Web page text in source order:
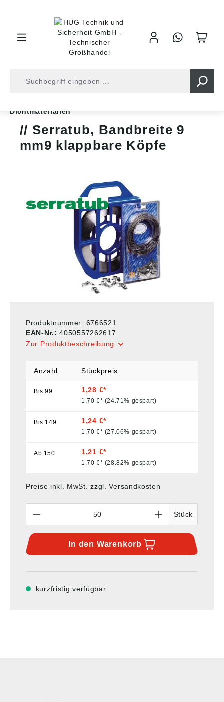
Dichtmaterialien
Serratub, Bandbreite 9
mm9 klappbare Köpfe
Produktnummer: 6766521
EAN-Nr.:4050557262617
Zur Produktbeschreibung
Anzahl Stückpreis
Bis99 1,28 €*
1,70 €* (24.71% gespart)
Bis 149 1,24 €*
1,70 €* (27.06% gespart)
Ab 150 1,21 €*
1,70 €* (28.82% gespart)
Preise inkl. MwSt. zzgl. Versandkosten
Stück
In den Warenkorb
kurzfristig verfügbar